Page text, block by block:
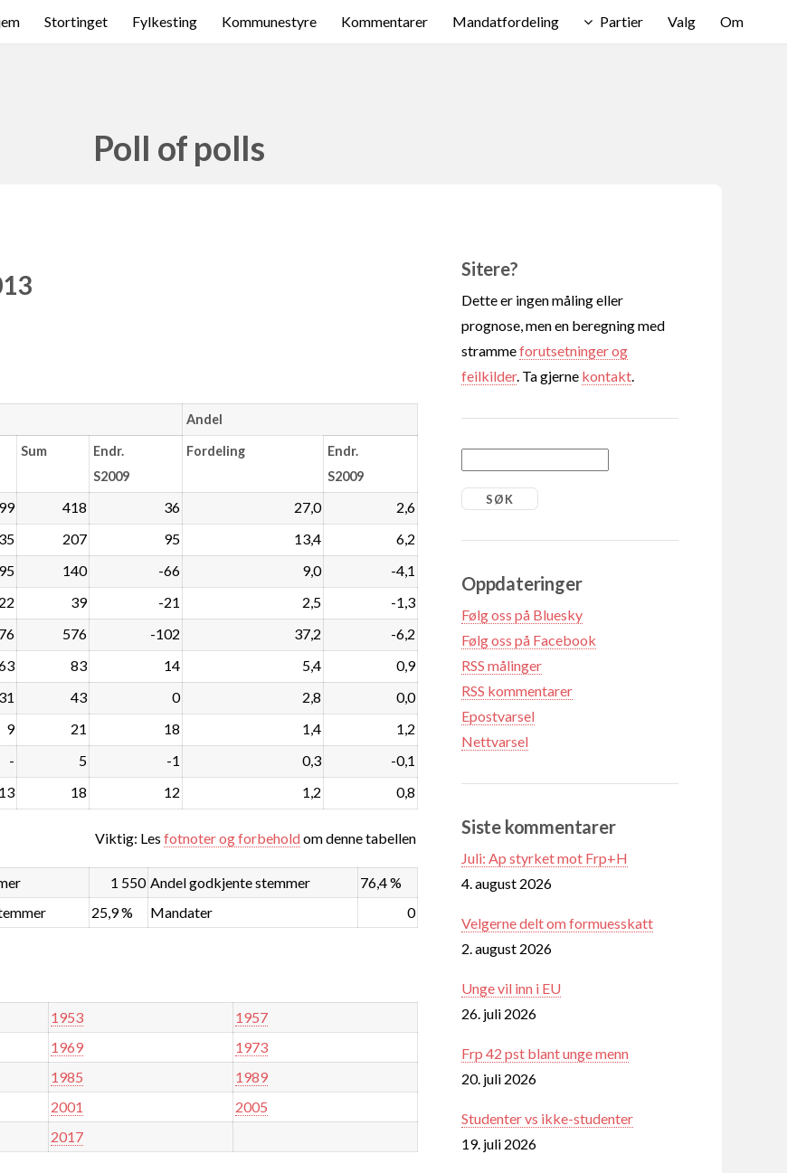
Stortinget Fylkesting Kommunestyre Kommentarer Mandatfordeling Partier Valg Om
Poll of polls
Andel
Sum
Endr.
S2009
Fordeling
Endr.
S2009
418 36 27,0 2,6
207 95 13,4 6,2
95 140 -66 9,0 -4,1
22 39 -21 2,5 -1,3
576 -102 37,2 -6,2
83 14 5,4 0,9
31 43 0 2,8 0,0
9 21 18 1,4 1,2
- 5 -1 0,3 -0,1
13 18 12 1,2 0,8
Viktig: Les fotnoter og forbeholdom denne tabellen
1 550 Andel godkjente stemmer
76,4 %
25,9 % Mandater 0
1953
1957
1969
1973
1985
1989
2001
2005
2017
Sitere?
Dette er ingen måling eller
prognose, men en beregning med
strammeforutsetninger og
feilkilder. Ta gjerne kontakt
Oppdateringer
Følg oss på Bluesky
Følg oss på Facebook
RSS målinger
RSS kommentarer
Epostvarsel
Nettvarsel
Siste kommentarer
Juli: Ap styrket mot Frp+H
4. august 2026
Velgerne delt om formuesskatt
2. august 2026
Unge vil inn i EU
26. juli 2026
Frp 42 pst blant unge menn
20. juli 2026
Studenter vs ikke-studenter
19. juli 2026